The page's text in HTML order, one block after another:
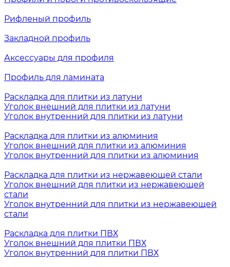
Рифленый профиль
Закладной профиль
Аксессуары для профиля
Профиль для ламината
Раскладка для плитки из латуни
Уголок внешний для плитки из латуни
Уголок внутренний для плитки из латуни
Раскладка для плитки из алюминия
Уголок внешний для плитки из алюминия
Уголок внутренний для плитки из алюминия
Раскладка для плитки из нержавеющей стали
Уголок внешний для плитки из нержавеющей
стали
Уголок внутренний для плитки из нержавеющей
стали
Раскладка для плитки ПВХ
Уголок внешний для плитки ПВХ
Уголок внутренний для плитки ПВХ